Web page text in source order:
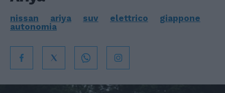
nissan ariya suv elettrico
giappone
autonomia